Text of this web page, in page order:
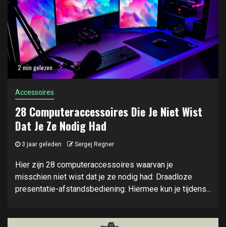
2 min gelezen
Accessoires
28 Computeraccessoires Die Je Niet Wist
Dat Je Ze Nodig Had
3 jaar geleden Sergej Regner
Hier zijn 28 computeraccessoires waarvan je
misschien niet wist dat je ze nodig had: Draadloze
presentatie-afstandsbediening: Hiermee kun je tijdens...